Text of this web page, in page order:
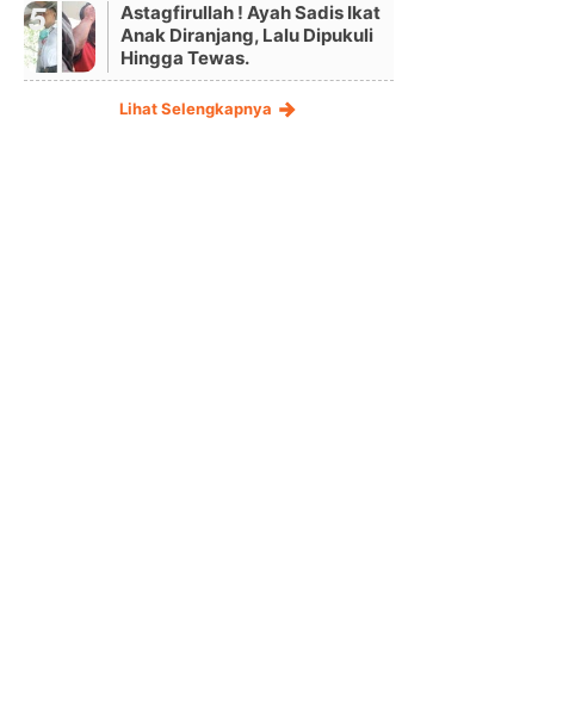
Astagfirullah ! Ayah Sadis Ikat
Anak Diranjang, Lalu Dipukuli
Hingga Tewas.
Lihat Selengkapnya